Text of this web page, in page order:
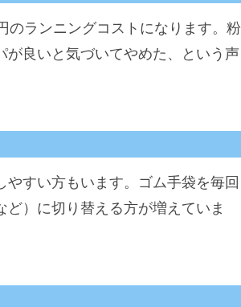
のランニングコストになります。粉
が良いと気づいてやめた、という声
やすい方もいます。ゴム手袋を毎回
）に切り替える方が増えていま